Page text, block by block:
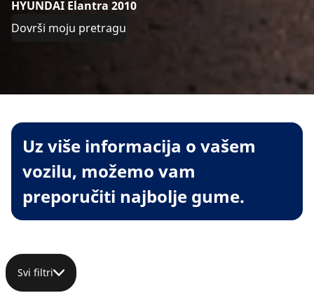
HYUNDAI Elantra 2010
Dovrši moju pretragu
Uz više informacija o vašem
vozilu, možemo vam
preporučiti najbolje gume.
Svi filtri